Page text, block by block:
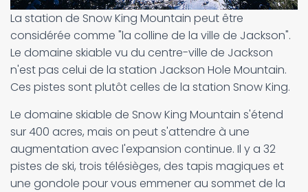
La station de Snow King Mountain peut être
considérée comme "la colline de la ville de Jackson".
Le domaine skiable vu du centre-ville de Jackson
n'est pas celui de la station Jackson Hole Mountain.
Ces pistes sont plutôt celles de la station Snow King.
Le domaine skiable de Snow King Mountain s'étend
sur 400 acres, mais on peut s'attendre à une
augmentation avec l'expansion continue. Il y a 32
pistes de ski, trois télésièges, des tapis magiques et
une gondole pour vous emmener au sommet de la